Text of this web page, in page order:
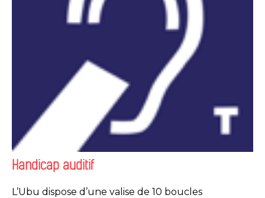
Handicap auditif
L’Ubu dispose d’une valise de 10 boucles